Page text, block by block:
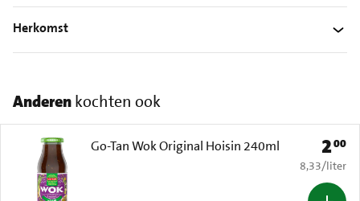
Herkomst
Anderenkochten ook
Go-Tan Wok Original Hoisin 240ml Prijs:
200
€ 8,33 per
8,33/liter